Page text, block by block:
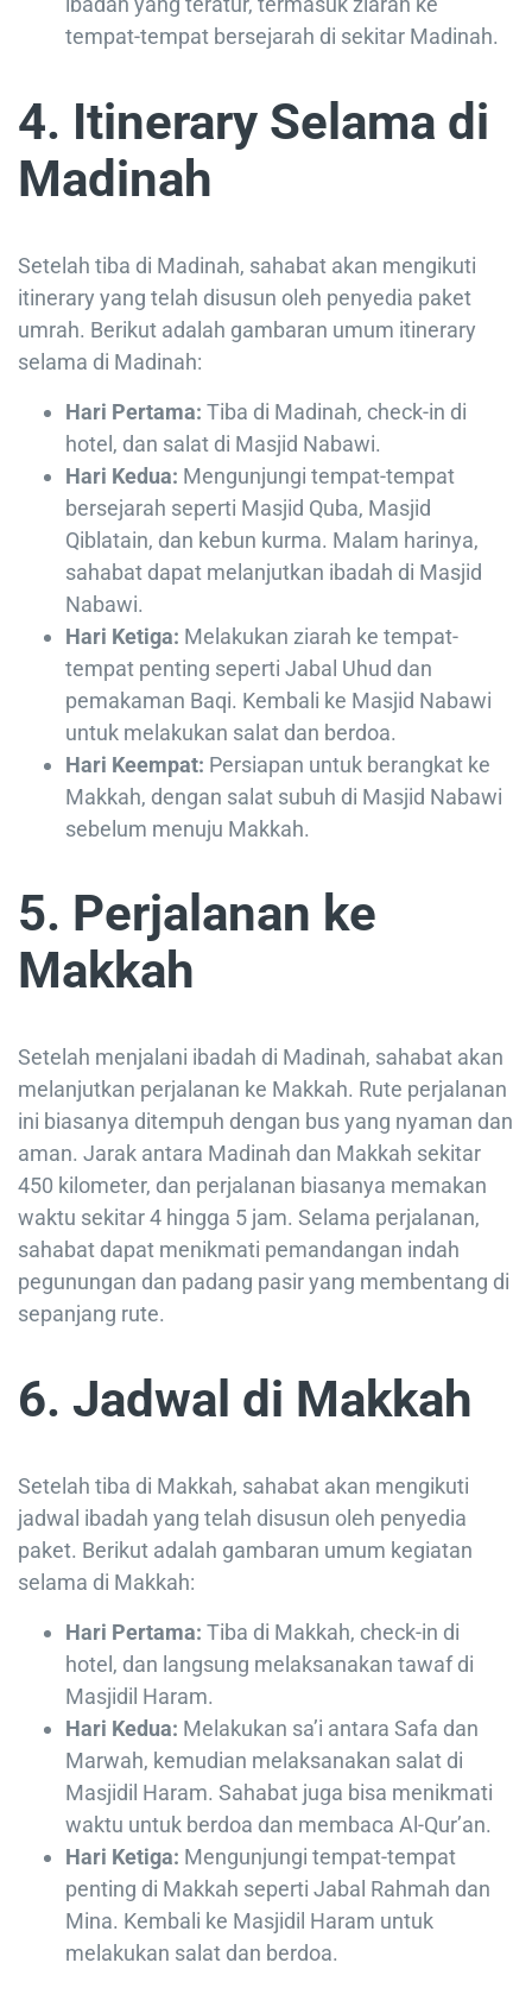
tempat-tempat bersejarah di sekitar Madinah.
4. Itinerary Selama di
Madinah
Setelah tiba di Madinah, sahabat akan mengikuti
itinerary yang telah disusun oleh penyedia paket
umrah. Berikut adalah gambaran umum itinerary
selama di Madinah:
Hari Pertama: Tiba di Madinah, check-in di
hotel, dan salat di Masjid Nabawi.
Hari Kedua: Mengunjungi tempat-tempat
bersejarah seperti Masjid Quba, Masjid
Qiblatain, dan kebun kurma. Malam harinya,
sahabat dapat melanjutkan ibadah di Masjid
Nabawi.
Hari Ketiga: Melakukan ziarah ke tempat-
tempat penting seperti Jabal Uhud dan
pemakaman Baqi. Kembali ke Masjid Nabawi
untuk melakukan salat dan berdoa.
Hari Keempat: Persiapan untuk berangkat ke
Makkah, dengan salat subuh di Masjid Nabawi
sebelum menuju Makkah.
5. Perjalanan ke
Makkah
Setelah menjalani ibadah di Madinah, sahabat akan
melanjutkan perjalanan ke Makkah. Rute perjalanan
ini biasanya ditempuh dengan bus yang nyaman dan
aman. Jarak antara Madinah dan Makkah sekitar
450 kilometer, dan perjalanan biasanya memakan
waktu sekitar 4 hingga 5 jam. Selama perjalanan,
sahabat dapat menikmati pemandangan indah
pegunungan dan padang pasir yang membentang di
sepanjang rute.
6. Jadwal di Makkah
Setelah tiba di Makkah, sahabat akan mengikuti
jadwal ibadah yang telah disusun oleh penyedia
paket. Berikut adalah gambaran umum kegiatan
selama di Makkah:
Hari Pertama: Tiba di Makkah, check-in di
hotel, dan langsung melaksanakan tawaf di
Masjidil Haram.
Hari Kedua: Melakukan sa’i antara Safa dan
Marwah, kemudian melaksanakan salat di
Masjidil Haram. Sahabat juga bisa menikmati
waktu untuk berdoa dan membaca Al-Qur’an.
Hari Ketiga: Mengunjungi tempat-tempat
penting di Makkah seperti Jabal Rahmah dan
Mina. Kembali ke Masjidil Haram untuk
melakukan salat dan berdoa.